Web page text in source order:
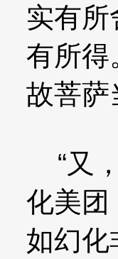
实有
有所得
故菩萨
“又
化美团
如幻化